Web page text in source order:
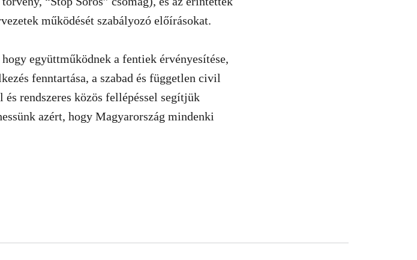
működését szabályozó előírásokat.
együttműködnek a fentiek érvényesítése,
fenntartása, a szabad és független civil
rendszeres közös fellépéssel segítjük
azért, hogy Magyarország mindenki